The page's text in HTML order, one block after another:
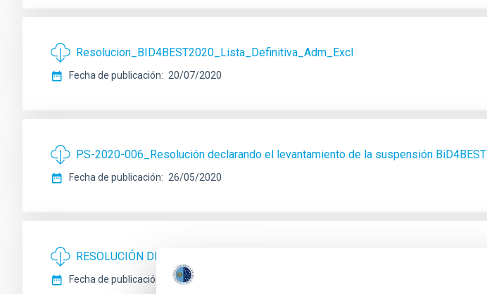
Resolucion_BID4BEST2020_Lista_Definitiva_Adm_Excl
Fecha de publicación 20/07/2020
PS-2020-006_Resolución declarando el levantamiento de la suspensión BiD4BEST
Fecha de publicación 26/05/2020
RESOLUCIÓN DEL DIRECTOR DEL CONSORCIO IAC
Fecha de publicación 20/03/2020